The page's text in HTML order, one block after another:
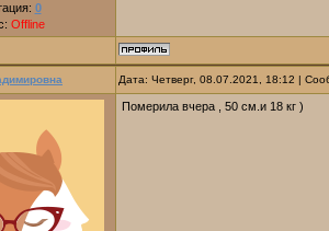
0
Offline
Дата: Четверг, 08.07.2021, 18:12 |
Померила вчера , 50 см.и 18 кг )